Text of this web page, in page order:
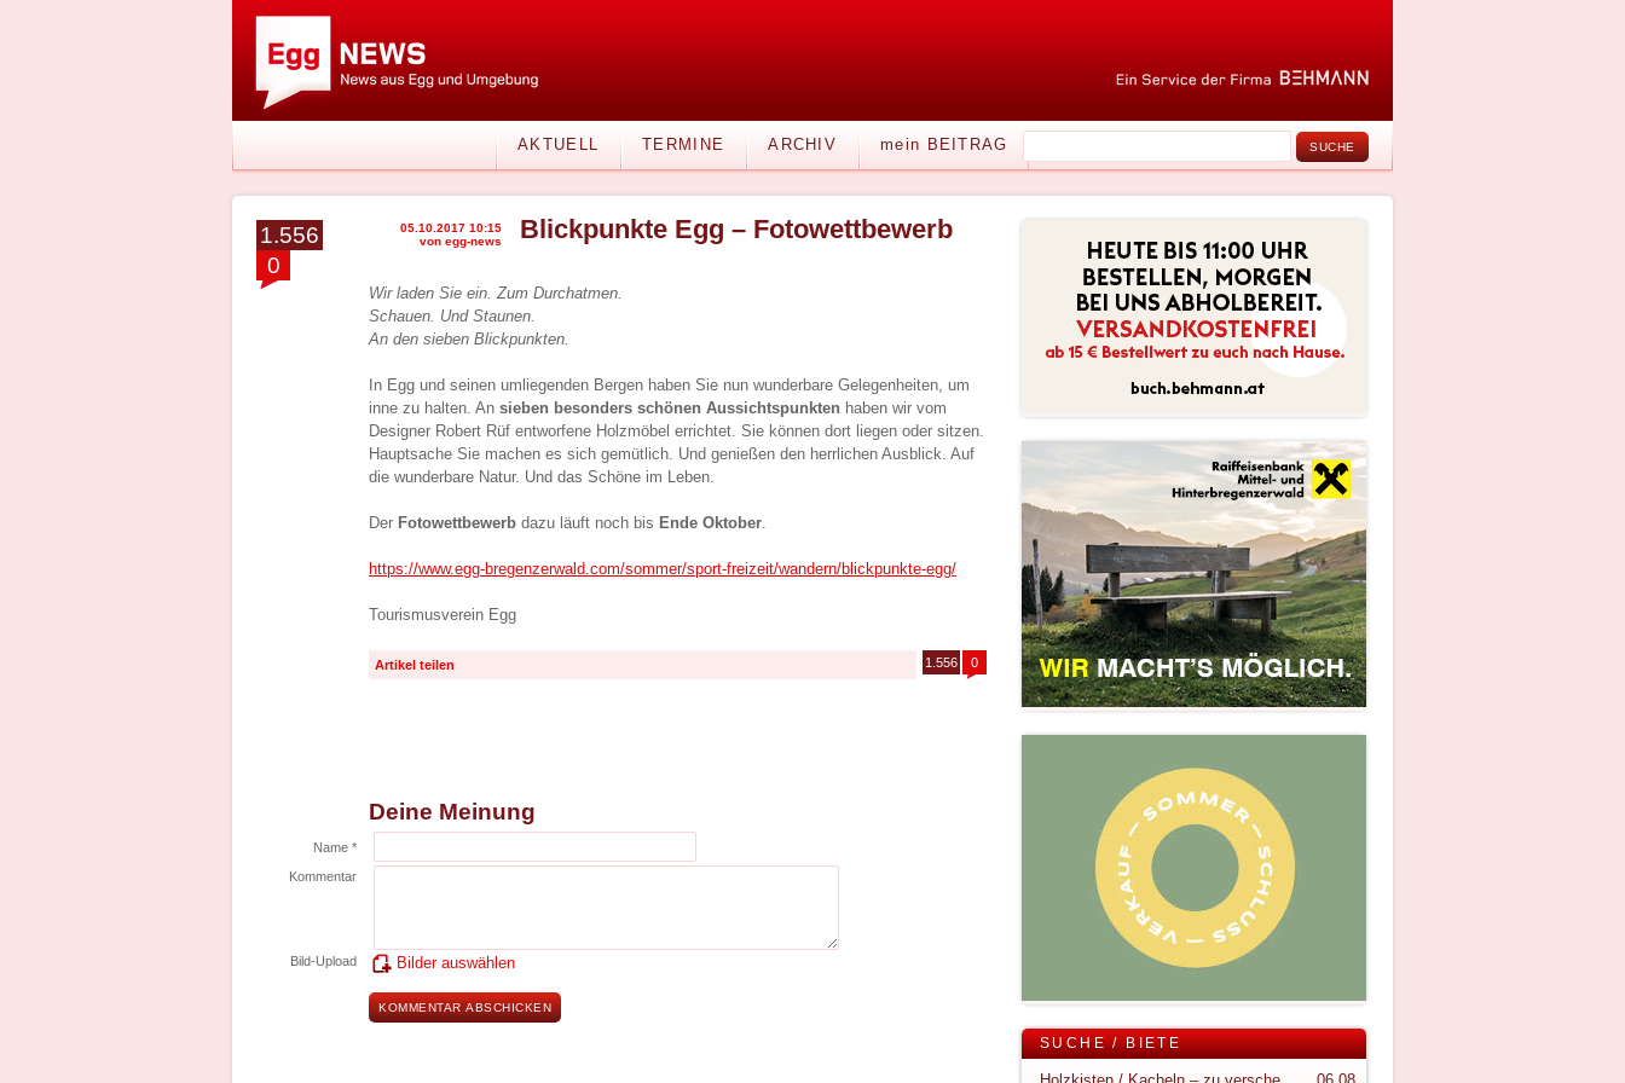
AKTUELL TERMINE ARCHIV mein BEITRAG
1.556
0
05.10.2017 10:15
von egg-news
Blickpunkte Egg – Fotowettbewerb
Wir laden Sie ein. Zum Durchatmen.
Schauen. Und Staunen.
An den sieben Blickpunkten.
In Egg und seinen umliegenden Bergen haben Sie nun wunderbare Gelegenheiten, um
inne zu halten. An sieben besonders schönen Aussichtspunkten haben wir vom
Designer Robert Rüf entworfene Holzmöbel errichtet. Sie können dort liegen oder sitzen.
Hauptsache Sie machen es sich gemütlich. Und genießen den herrlichen Ausblick. Auf
die wunderbare Natur. Und das Schöne im Leben.
Der Fotowettbewerb dazu läuft noch bis Ende Oktober.
https://www.egg-bregenzerwald.com/sommer/sport-freizeit/wandern/blickpunkte-egg/
Tourismusverein Egg
Artikel teilen 1.556 0
Deine Meinung
Name *
Kommentar
Bild-Upload Bilder auswählen
SUCHE / BIETE